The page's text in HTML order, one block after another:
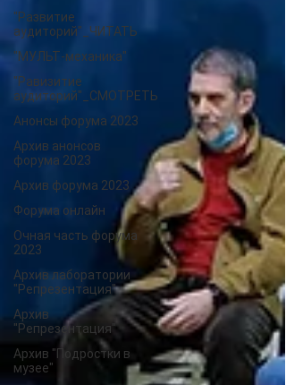
"Развитие
аудиторий"_ЧИТАТЬ
"МУЛЬТ-механика"
"Равизитие
аудиторий"_СМОТРЕТЬ
Анонсы форума 2023
Архив анонсов
форума 2023
Архив форума 2023
Форума онлайн
Очная часть форума
2023
Архив лаборатории
"Репрезентация"
Архив
"Репрезентация"
Архив "Подростки в
музее"